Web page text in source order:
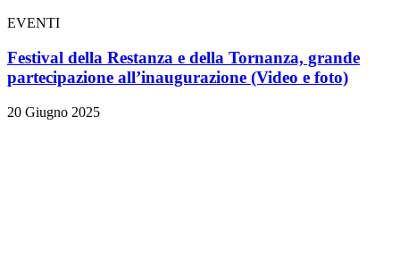
EVENTI
Festival della Restanza e della Tornanza, grande
partecipazione all’inaugurazione (Video e foto)
20 Giugno 2025